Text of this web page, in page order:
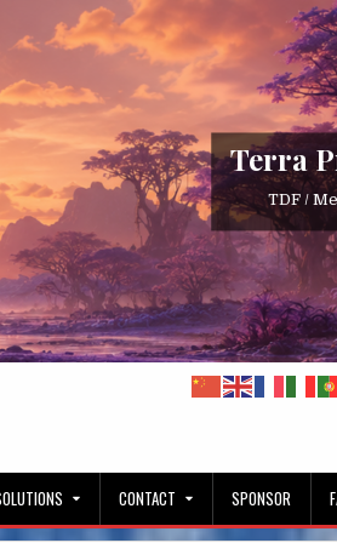
Terra
TDF /
CONTACT SPONSOR